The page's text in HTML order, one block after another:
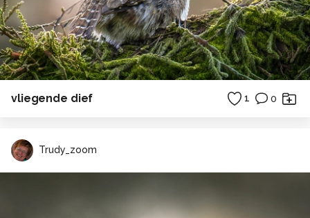
vliegende dief 1 0
Trudy_zoom